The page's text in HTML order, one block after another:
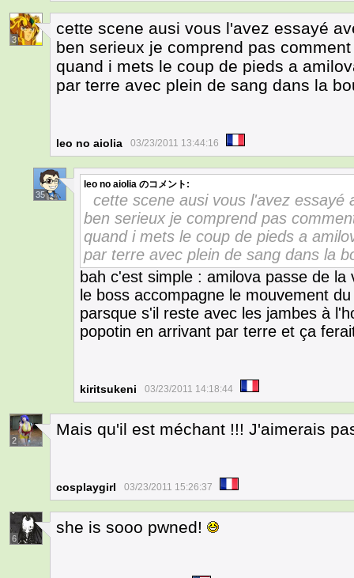
3
cette scene ausi vous l'avez essayé
ben serieux je comprend pas
quand i mets le coup de pieds a
par terre avec plein de sang dans la
leo no aiolia 03/23/2011 13:44:16
35
leo no aiolia のコメント:
cette scene ausi vous l'avez essayé
ben serieux je comprend pas
quand i mets le coup de pieds a
par terre avec plein de sang dans la
bah c'est simple : amilova passe de
le boss accompagne le mouvement
parsque s'il reste avec les jambes à
popotin en arrivant par terre et ça
kiritsukeni 03/23/2011 14:18:44
2
Mais qu'il est méchant !!! J'aimerais
cosplaygirl 03/23/2011 15:26:37
6
she is sooo pwned!